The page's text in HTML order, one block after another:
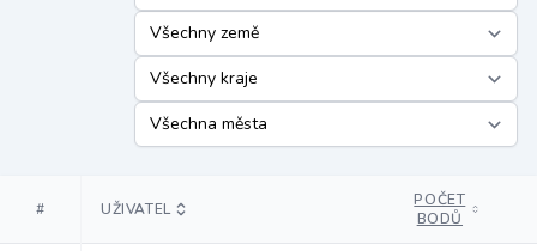
# UŽIVATEL
POČET
BODŮ